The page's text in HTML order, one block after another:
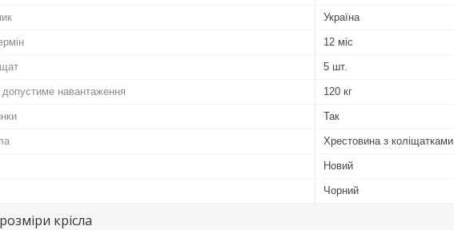
Україна
12 міс
5 шт.
навантаження 120 кг
Так
Хрестовина з коліщатками
Новий
Чорний
крісла